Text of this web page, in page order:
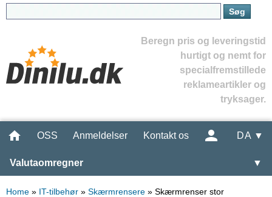
Beregn pris og leveringstid
hurtigt og nemt for
specialfremstillede
reklameartikler og
tryksager.
OSS Anmeldelser Kontakt os DA ▼
Valutaomregner ▼
Home » IT-tilbehør » Skærmrensere » Skærmrenser stor